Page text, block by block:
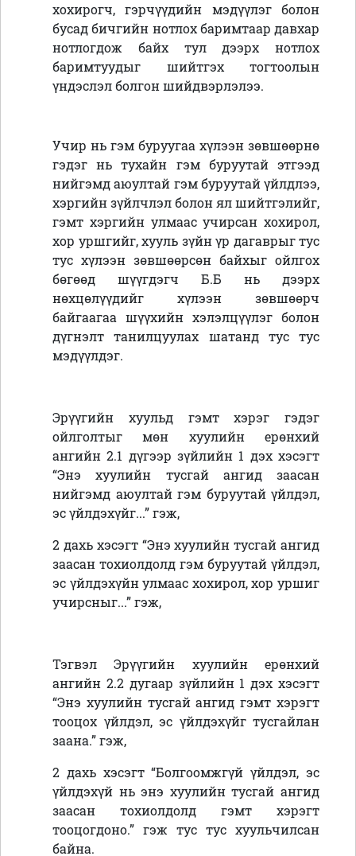
хохирогч, гэрчүүдийн мэдүүлэг болон
бусад бичгийн нотлох баримтаар давхар
нотлогдож байх тул дээрх нотлох
баримтуудыг шийтгэх тогтоолын
үндэслэл болгон шийдвэрлэлээ.
Учир нь гэм буруугаа хүлээн зөвшөөрнө
гэдэг нь тухайн гэм буруутай этгээд
нийгэмд аюултай гэм буруутай үйлдлээ,
хэргийн зүйлчлэл болон ял шийтгэлийг,
гэмт хэргийн улмаас учирсан хохирол,
хор уршгийг, хууль зүйн үр дагаврыг тус
тус хүлээн зөвшөөрсөн байхыг ойлгох
бөгөөд шүүгдэгч Б.Б нь дээрх
нөхцөлүүдийг хүлээн зөвшөөрч
байгаагаа шүүхийн хэлэлцүүлэг болон
дүгнэлт танилцуулах шатанд тус тус
мэдүүлдэг.
Эрүүгийн хуульд гэмт хэрэг гэдэг
ойлголтыг мөн хуулийн ерөнхий
ангийн 2.1 дүгээр зүйлийн 1 дэх хэсэгт
“Энэ хуулийн тусгай ангид заасан
нийгэмд аюултай гэм буруутай үйлдэл,
эс үйлдэхүйг...” гэж,
2 дахь хэсэгт “Энэ хуулийн тусгай ангид
заасан тохиолдолд гэм буруутай үйлдэл,
эс үйлдэхүйн улмаас хохирол, хор уршиг
учирсныг...” гэж,
Тэгвэл Эрүүгийн хуулийн ерөнхий
ангийн 2.2 дугаар зүйлийн 1 дэх хэсэгт
“Энэ хуулийн тусгай ангид гэмт хэрэгт
тооцох үйлдэл, эс үйлдэхүйг тусгайлан
заана.” гэж,
2 дахь хэсэгт “Болгоомжгүй үйлдэл, эс
үйлдэхүй нь энэ хуулийн тусгай ангид
заасан тохиолдолд гэмт хэрэгт
тооцогдоно.” гэж тус тус хуульчилсан
байна.